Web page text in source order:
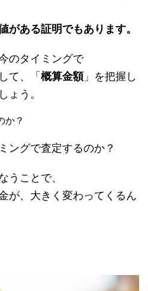
がある証明でもあります。
のタイミングで
て、「 概算金額」を把握し
ょう。
か？
ングで査定するのか？
うことで、
が、大きく変わってくるん